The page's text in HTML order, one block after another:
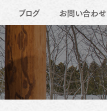
ブログ お問い合わせ